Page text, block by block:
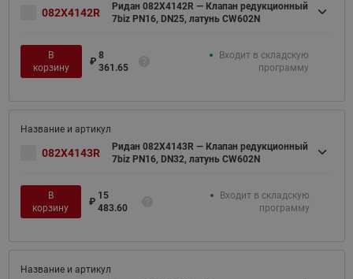
082X4142R
Ридан 082X4142R — Клапан редукционный
7biz PN16, DN25, латунь CW602N
В
корзину
₽
8
361.65
Входит в складскую
программу
082X4143R
Ридан 082X4143R — Клапан редукционный
7biz PN16, DN32, латунь CW602N
В
корзину
₽
15
483.60
Входит в складскую
программу